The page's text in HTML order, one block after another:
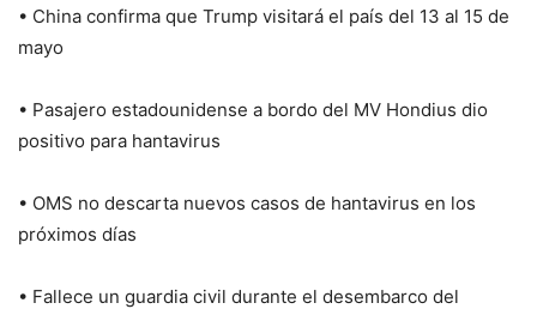
• China confirma que Trump visitará el país del 13 al 15 de
mayo
• Pasajero estadounidense a bordo del MV Hondius dio
positivo para hantavirus
• OMS no descarta nuevos casos de hantavirus en los
próximos días
• Fallece un guardia civil durante el desembarco del